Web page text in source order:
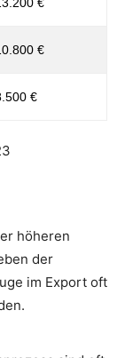
€
€
höheren
der
im Export oft